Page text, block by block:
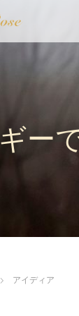
ー
アイディア